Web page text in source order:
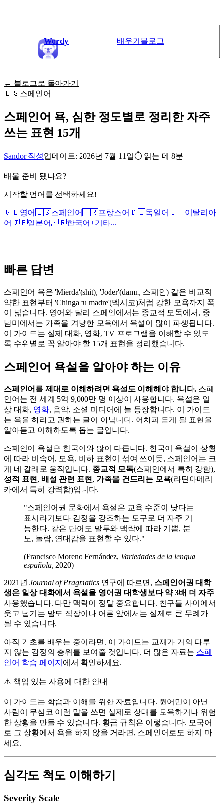
Wordy 배우기 블로그
← 블로그로 돌아가기
🇪🇸스페인어
스페인어 욕, 심한 정도별로 정리한 자주
쓰는 표현 15개
Sandor 작성업데이트: 2026년 7월 11일⏱ 읽는 데 8분
배울 준비 됐나요?
시작할 언어를 선택하세요!
🇬🇧영어🇪🇸스페인어🇫🇷프랑스어🇩🇪독일어🇮🇹이탈리아
어🇯🇵일본어🇰🇷한국어+기타...
빠른 답변
스페인어 욕은 'Mierda'(shit), 'Joder'(damn, 스페인) 같은 비교적
약한 표현부터 'Chinga tu madre'(멕시코)처럼 강한 모욕까지 폭
이 넓습니다. 영어와 달리 스페인에서는 종교적 모독에서, 중
남미에서는 가족을 겨냥한 모욕에서 욕설이 많이 파생됩니다.
이 가이드는 실제 대화, 영화, TV 프로그램을 이해할 수 있도
록 수위별로 꼭 알아야 할 15개 표현을 정리했습니다.
스페인어 욕설을 알아야 하는 이유
스페인어를 제대로 이해하려면 욕설도 이해해야 합니다. 스페
인어는 전 세계 5억 9,000만 명 이상이 사용합니다. 욕설은 일
상 대화, 영화, 음악, 소셜 미디어에 늘 등장합니다. 이 가이드
는 욕을 하라고 권하는 글이 아닙니다. 어차피 듣게 될 표현을
알아듣고 이해하도록 돕는 글입니다.
스페인어 욕설은 한국어와 많이 다릅니다. 한국어 욕설이 상황
에 따라 비속어, 모욕, 비하 표현이 섞여 쓰이듯, 스페인어는 크
게 네 갈래로 움직입니다. 종교적 모독(스페인에서 특히 강함),
성적 표현, 배설 관련 표현, 가족을 건드리는 모욕(라틴아메리
카에서 특히 강력함)입니다.
"스페인어권 문화에서 욕설은 교육 수준이 낮다는
표시라기보다 감정을 강조하는 도구로 더 자주 기
능한다. 같은 단어도 말투와 맥락에 따라 기쁨, 분
노, 놀람, 연대감을 표현할 수 있다."
(Francisco Moreno Fernández, Variedades de la lengua
española, 2020)
2021년 Journal of Pragmatics 연구에 따르면, 스페인어권 대학
생은 일상 대화에서 욕설을 영어권 대학생보다 약 3배 더 자주
사용했습니다. 다만 맥락이 정말 중요합니다. 친구들 사이에서
웃고 넘기는 말도 직장이나 어른 앞에서는 실제로 큰 무례가
될 수 있습니다.
아직 기초를 배우는 중이라면, 이 가이드는 교재가 거의 다루
지 않는 감정의 층위를 보여줄 것입니다. 더 많은 자료는 스페
인어 학습 페이지 에서 확인하세요.
⚠️ 책임 있는 사용에 대한 안내
이 가이드는 학습과 이해를 위한 자료입니다. 원어민이 아닌
사람이 무심코 이런 말을 쓰면 실제로 상대를 모욕하거나 위험
한 상황을 만들 수 있습니다. 황금 규칙은 이렇습니다. 모국어
로 그 상황에서 욕을 하지 않을 거라면, 스페인어로도 하지 마
세요.
심각도 척도 이해하기
Severity Scale